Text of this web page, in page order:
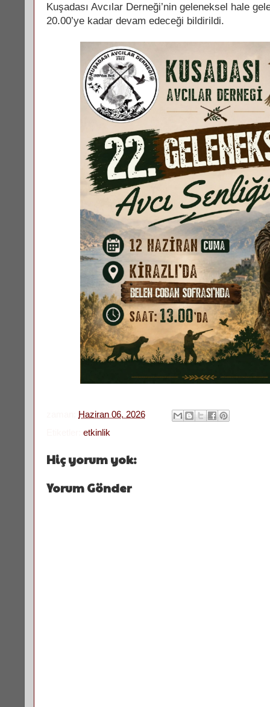
Kuşadası Avcılar Derneği’nin geleneksel hale
20.00’ye kadar devam edeceği bildirildi.
Haziran 06, 2026
etkinlik
Hiç yorum yok:
Yorum Gönder